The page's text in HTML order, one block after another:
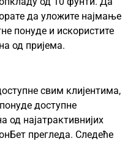
да уложите најмање
понуде и искористите
од пријема.
свим клијентима,
доступне
од најатрактивнијих
прегледа. Следеће